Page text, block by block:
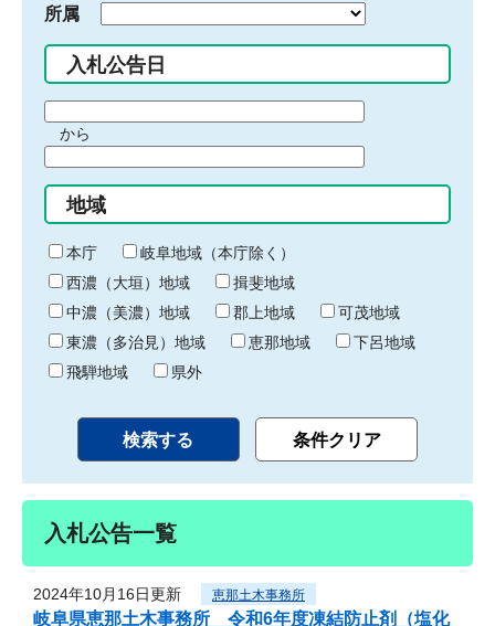
所属
入札公告日
間
始
り
から
間
終
わ
り
地域
本庁
岐阜地域（本庁除く）
西濃（大垣）地域
揖斐地域
中濃（美濃）地域
郡上地域
可茂地域
東濃（多治見）地域
恵那地域
下呂地域
飛騨地域
県外
入札公告一覧
2024年10月16日更新 恵那土木事務所
岐阜県恵那土木事務所 令和6年度凍結防止剤（塩化